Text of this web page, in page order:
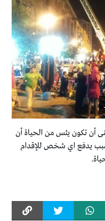
أن تكون يئس من الحياة أن
سبب يدفع اي شخص للإقدام